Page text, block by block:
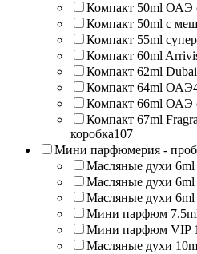
Компакт 50ml ОАЭ
Компакт 50ml с
Компакт 55ml
Компакт 60ml
Компакт 62ml
Компакт 64ml ОАЭ
Компакт 66ml ОАЭ
Компакт 67ml
коробка107
Мини парфюмерия -
Масляные духи 6ml
Масляные духи 6ml
Масляные духи 6ml
Мини парфюм
Мини парфюм VIP
Масляные духи